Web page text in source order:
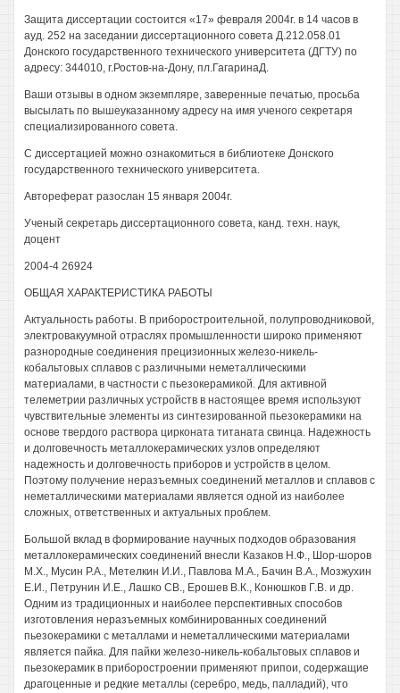
Защита диссертации состоится «17» февраля 2004г. в 14 часов в
ауд. 252 на заседании диссертационного совета Д.212.058.01
Донского государственного технического университета (ДГТУ) по
адресу: 344010, г.Ростов-на-Дону, пл.ГагаринаД.
Ваши отзывы в одном экземпляре, заверенные печатью, просьба
высылать по вышеуказанному адресу на имя ученого секретаря
специализированного совета.
С диссертацией можно ознакомиться в библиотеке Донского
государственного технического университета.
Автореферат разослан 15 января 2004г.
Ученый секретарь диссертационного совета, канд. техн. наук,
доцент
2004-4 26924
ОБЩАЯ ХАРАКТЕРИСТИКА РАБОТЫ
Актуальность работы. В приборостроительной, полупроводниковой,
электровакуумной отраслях промышленности широко применяют
разнородные соединения прецизионных железо-никель-
кобальтовых сплавов с различными неметаллическими
материалами, в частности с пьезокерамикой. Для активной
телеметрии различных устройств в настоящее время используют
чувствительные элементы из синтезированной пьезокерамики на
основе твердого раствора цирконата титаната свинца. Надежность
и долговечность металлокерамических узлов определяют
надежность и долговечность приборов и устройств в целом.
Поэтому получение неразъемных соединений металлов и сплавов с
неметаллическими материалами является одной из наиболее
сложных, ответственных и актуальных проблем.
Большой вклад в формирование научных подходов образования
металлокерамических соединений внесли Казаков Н.Ф., Шор-шоров
М.Х., Мусин Р.А., Метелкин И.И., Павлова М.А., Бачин В.А., Мозжухин
Е.И., Петрунин И.Е., Лашко СВ., Ерошев В.К., Конюшков Г.В. и др.
Одним из традиционных и наиболее перспективных способов
изготовления неразъемных комбинированных соединений
пьезокерамики с металлами и неметаллическими материалами
является пайка. Для пайки железо-никель-кобальтовых сплавов и
пьезокерамик в приборостроении применяют припои, содержащие
драгоценные и редкие металлы (серебро, медь, палладий), что